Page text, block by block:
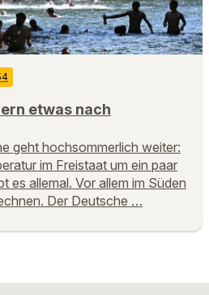
etwas nach
geht hochsommerlich weiter:
im Freistaat um ein paar
es allemal. Vor allem im Süden
Der Deutsche …